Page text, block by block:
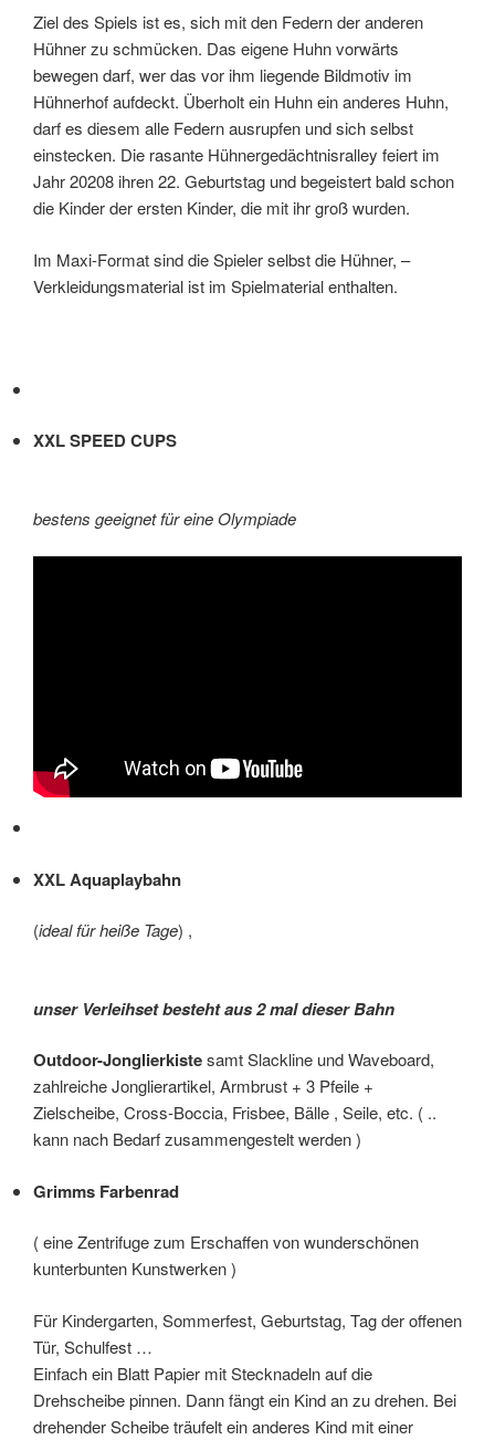
Ziel des Spiels ist es, sich mit den Federn der anderen
Hühner zu schmücken. Das eigene Huhn vorwärts
bewegen darf, wer das vor ihm liegende Bildmotiv im
Hühnerhof aufdeckt. Überholt ein Huhn ein anderes Huhn,
darf es diesem alle Federn ausrupfen und sich selbst
einstecken. Die rasante Hühnergedächtnisralley feiert im
Jahr 20208 ihren 22. Geburtstag und begeistert bald schon
die Kinder der ersten Kinder, die mit ihr groß wurden.
Im Maxi-Format sind die Spieler selbst die Hühner, –
Verkleidungsmaterial ist im Spielmaterial enthalten.
XXL SPEED CUPS
bestens geeignet für eine Olympiade
XXL Aquaplaybahn
(ideal für heiße Tage) ,
unser Verleihset besteht aus 2 mal dieser Bahn
Outdoor-Jonglierkistesamt Slackline und Waveboard,
zahlreiche Jonglierartikel, Armbrust + 3 Pfeile +
Zielscheibe, Cross-Boccia, Frisbee, Bälle , Seile, etc. ( ..
kann nach Bedarf zusammengestelt werden )
Grimms Farbenrad
( eine Zentrifuge zum Erschaffen von wunderschönen
kunterbunten Kunstwerken )
Für Kindergarten, Sommerfest, Geburtstag, Tag der offenen
Tür, Schulfest …
Einfach ein Blatt Papier mit Stecknadeln auf die
Drehscheibe pinnen. Dann fängt ein Kind an zu drehen. Bei
drehender Scheibe träufelt ein anderes Kind mit einer